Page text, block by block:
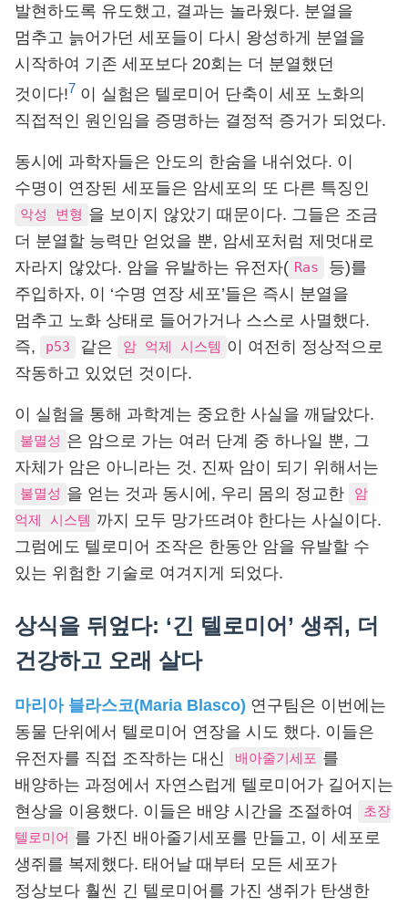
발현하도록 유도했고, 결과는 놀라웠다. 분열을
멈추고 늙어가던 세포들이 다시 왕성하게 분열을
시작하여 기존 세포보다 20회는 더 분열했던
것이다!7 이 실험은 텔로미어 단축이 세포 노화의
직접적인 원인임을 증명하는 결정적 증거가 되었다.
동시에 과학자들은 안도의 한숨을 내쉬었다. 이
수명이 연장된 세포들은 암세포의 또 다른 특징인
악성 변형 을 보이지 않았기 때문이다. 그들은 조금
더 분열할 능력만 얻었을 뿐, 암세포처럼 제멋대로
자라지 않았다. 암을 유발하는 유전자( Ras
등)를
주입하자, 이 ‘수명 연장 세포’들은 즉시 분열을
멈추고 노화 상태로 들어가거나 스스로 사멸했다.
즉,
p53 같은 암 억제 시스템 이 여전히 정상적으로
작동하고 있었던 것이다.
이 실험을 통해 과학계는 중요한 사실을 깨달았다.
불멸성 은 암으로 가는 여러 단계 중 하나일 뿐, 그
자체가 암은 아니라는 것. 진짜 암이 되기 위해서는
불멸성 을 얻는 것과 동시에, 우리 몸의 정교한
암
억제 시스템 까지 모두 망가뜨려야 한다는 사실이다.
그럼에도 텔로미어 조작은 한동안 암을 유발할 수
있는 위험한 기술로 여겨지게 되었다.
상식을 뒤엎다: ‘긴 텔로미어’ 생쥐, 더
건강하고 오래 살다
마리아 블라스코(Maria Blasco) 연구팀은 이번에는
동물 단위에서 텔로미어 연장을 시도 했다. 이들은
유전자를 직접 조작하는 대신
배아줄기세포 를
배양하는 과정에서 자연스럽게 텔로미어가 길어지는
현상을 이용했다. 이들은 배양 시간을 조절하여
초장
텔로미어 를 가진 배아줄기세포를 만들고, 이 세포로
생쥐를 복제했다. 태어날 때부터 모든 세포가
정상보다 훨씬 긴 텔로미어를 가진 생쥐가 탄생한